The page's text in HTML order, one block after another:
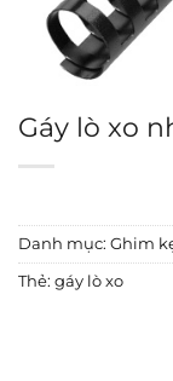
Gáy lò xo
Danh mục: Ghim
Thẻ: gáy lò xo